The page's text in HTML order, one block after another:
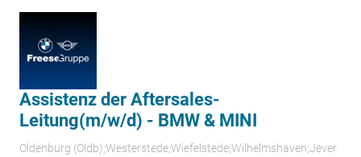
Assistenz der Aftersales-
Leitung(m/w/d) - BMW & MINI
Oldenburg (Oldb);Westerstede;Wiefelstede;Wilhelmshaven;Jever